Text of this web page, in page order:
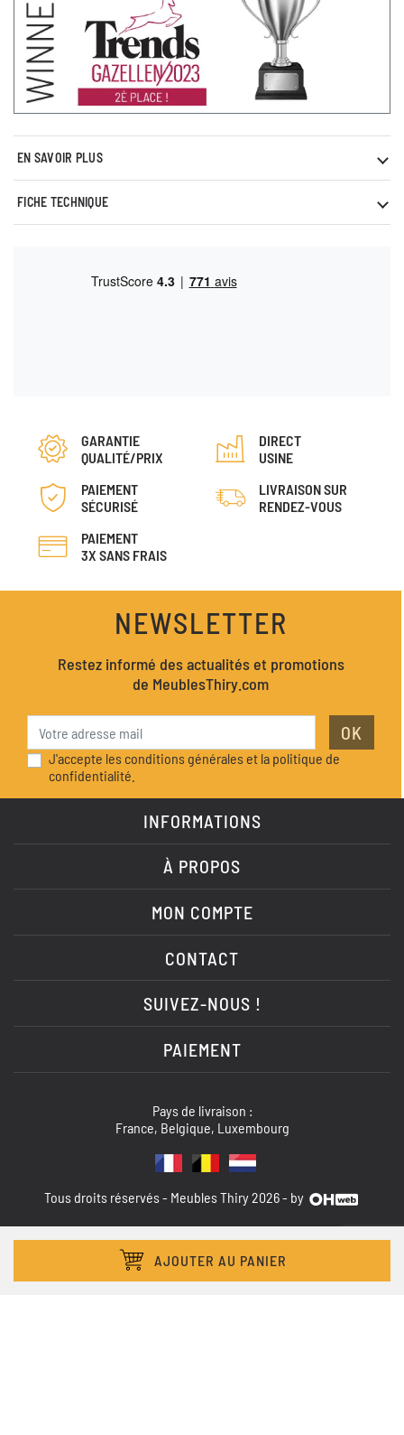
EN SAVOIR PLUS
FICHE TECHNIQUE
AJOUTER AU PANIER
GARANTIE
QUALITÉ/PRIX
DIRECT
USINE
PAIEMENT
SÉCURISÉ
LIVRAISON SUR
RENDEZ-VOUS
PAIEMENT
3X SANS FRAIS
NEWSLETTER
Restez informé des actualités et promotions
de MeublesThiry.com
OK
J'accepte les conditions générales et la politique de
confidentialité.
INFORMATIONS
À PROPOS
MON COMPTE
CONTACT
SUIVEZ-NOUS !
PAIEMENT
Pays de livraison :
France, Belgique, Luxembourg
Tous droits réservés - Meubles Thiry 2026 - by